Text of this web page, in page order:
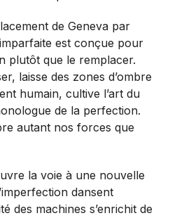
de Geneva par
est conçue pour
plutôt que le remplacer.
laisse des zones d’ombre
humain, cultive l’art du
de la perfection.
autant nos forces que
la voie à une nouvelle
dansent
des machines s’enrichit de